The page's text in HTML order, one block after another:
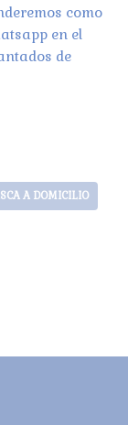
como
en el
de
A DOMICILIO